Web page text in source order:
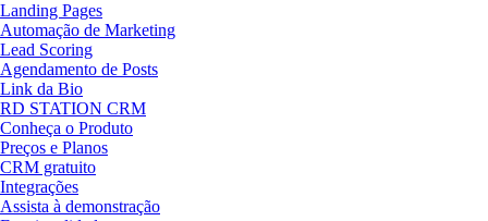
Landing Pages
Automação de Marketing
Lead Scoring
Agendamento de Posts
Link da Bio
RD STATION CRM
Conheça o Produto
Preços e Planos
CRM gratuito
Integrações
Assista à demonstração